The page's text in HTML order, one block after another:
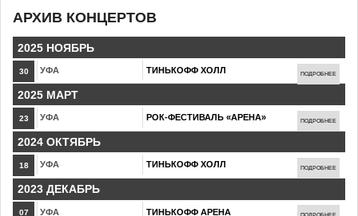
АРХИВ КОНЦЕРТОВ
2025 НОЯБРЬ
30 УФА ТИНЬКОФФ ХОЛЛ ПОДРОБНЕЕ
2025 МАРТ
23 УФА РОК-ФЕСТИВАЛЬ «АРЕНА» ПОДРОБНЕЕ
2024 ОКТЯБРЬ
18 УФА ТИНЬКОФФ ХОЛЛ ПОДРОБНЕЕ
2023 ДЕКАБРЬ
07 УФА ТИНЬКОФФ АРЕНА